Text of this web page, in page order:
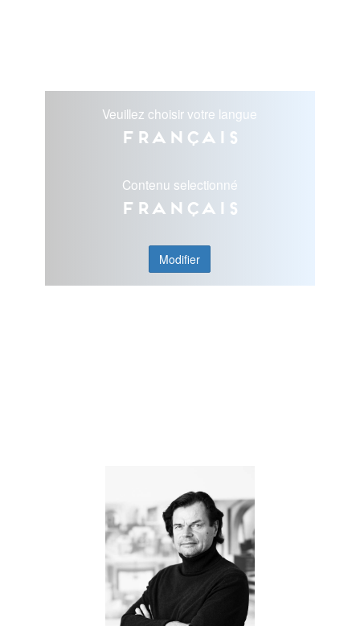
Veuillez choisir votre langue
Français
Contenu selectionné
Français
Modifier